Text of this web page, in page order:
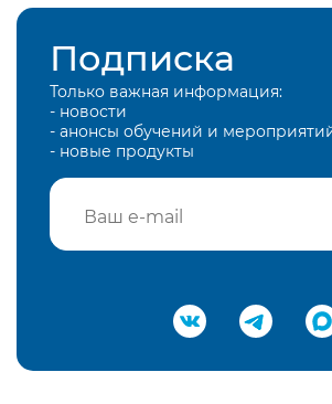
Подписка
Только важная информация:
- новости
- анонсы обучений и
- новые продукты
Подтвердить e-mail